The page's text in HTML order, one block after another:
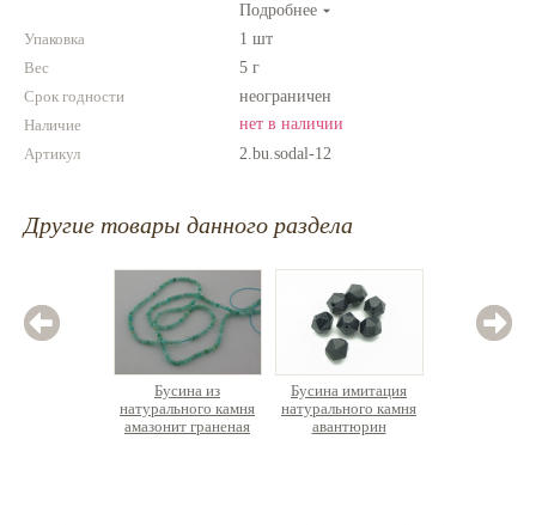
Комбинируйте различные цвета и
размеры. Фантазируйте!
Подробнее
Упаковка
1 шт
Вес
5 г
Срок годности
неограничен
Наличие
нет в наличии
Артикул
2.bu.sodal-12
Другие товары данного раздела
Бусина из
натурального камня
амазонит граненая
Бусина имитация
натурального камня
авантюрин